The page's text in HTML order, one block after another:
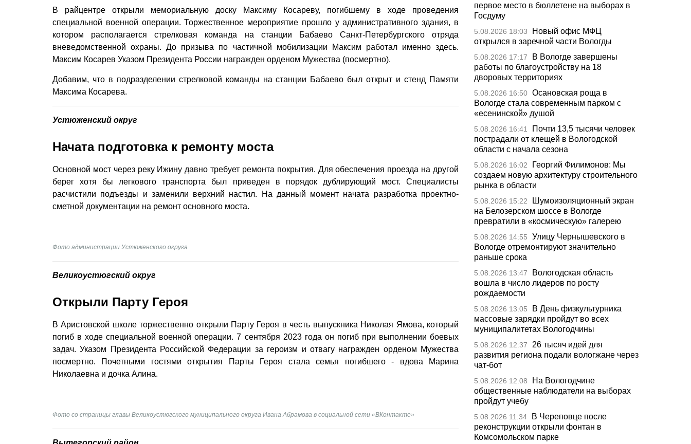
В райцентре открыли мемориальную доску Максиму Косареву, погибшему в ходе проведения
специальной военной операции. Торжественное мероприятие прошло у административного здания, в
котором располагается стрелковая команда на станции Бабаево Санкт-Петербургского отряда
вневедомственной охраны. До призыва по частичной мобилизации Максим работал именно здесь.
Максим Косарев Указом Президента России награжден орденом Мужества (посмертно).
Добавим, что в подразделении стрелковой команды на станции Бабаево был открыт и стенд Памяти
Максима Косарева.
Устюженский округ
Начата подготовка к ремонту моста
Основной мост через реку Ижину давно требует ремонта покрытия. Для обеспечения проезда на другой
берег хотя бы легкового транспорта был приведен в порядок дублирующий мост. Специалисты
расчистили подъезды и заменили верхний настил. На данный момент начата разработка проектно-
сметной документации на ремонт основного моста.
Фото администрации Устюженского округа
Великоустюгский округ
Открыли Парту Героя
В Аристовской школе торжественно открыли Парту Героя в честь выпускника Николая Ямова, который
погиб в ходе специальной военной операции. 7 сентября 2023 года он погиб при выполнении боевых
задач. Указом Президента Российской Федерации за героизм и отвагу награжден орденом Мужества
посмерт­но. Почетными гостями открытия Парты Героя стала семья погибшего - вдова Марина
Николаевна и дочка Алина.
Фото со страницы главы Великоустюгского муниципального округа Ивана Абрамова в социальной сети «ВКонтакте»
первое место в бюллетене на выборах в
Госдуму
5.08.2026 18:03
Новый офис МФЦ
открылся в заречной части Вологды
5.08.2026 17:17
В Вологде завершены
работы по благоустройству на 18
дворовых территориях
5.08.2026 16:50 Осановская роща в
Вологде стала современным парком с
«есенинской» душой
5.08.2026 16:41
Почти 13,5 тысячи человек
пострадали от клещей в Вологодской
области с начала сезона
5.08.2026 16:02
Георгий Филимонов: Мы
создаем новую архитектуру строительного
рынка в области
5.08.2026 15:22
Шумоизоляционный экран
на Белозерском шоссе в Вологде
превратили в «космическую» галерею
5.08.2026 14:55
Улицу Чернышевского в
Вологде отремонтируют значительно
раньше срока
5.08.2026 13:47
Вологодская область
вошла в число лидеров по росту
рождаемости
5.08.2026 13:05
В День физкультурника
массовые зарядки пройдут во всех
муниципалитетах Вологодчины
5.08.2026 12:37
26 тысяч идей для
развития региона подали вологжане через
чат-бот
5.08.2026 12:08
На Вологодчине
общественные наблюдатели на выборах
пройдут учебу
5.08.2026 11:34
В Череповце после
реконструкции открыли фонтан в
Комсомольском парке